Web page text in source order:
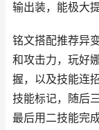
输出装，能极大
铭文搭配推荐异
和攻击力，玩好
握，以及技能连
技能标记，随后
最后用二技能完